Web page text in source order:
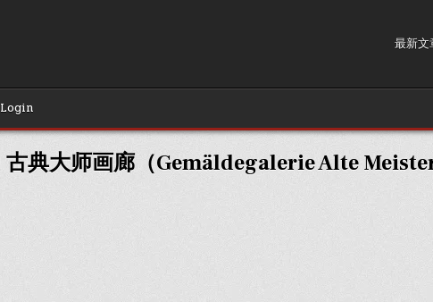
最新文
Login
古典大师画廊（Gemäldegalerie Alte Meister